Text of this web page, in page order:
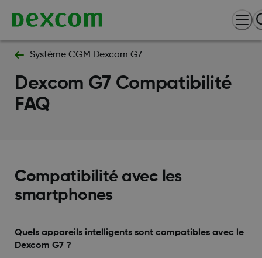
Système CGM Dexcom G7
Dexcom G7 Compatibilité
FAQ
Compatibilité avec les
smartphones
Quels appareils intelligents sont compatibles avec le
Dexcom G7 ?